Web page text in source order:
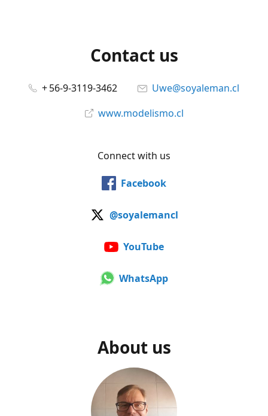
Contact us
+ 56-9-3119-3462
Uwe@soyaleman.cl
www.modelismo.cl
Connect with us
Facebook
@soyalemancl
YouTube
WhatsApp
About us